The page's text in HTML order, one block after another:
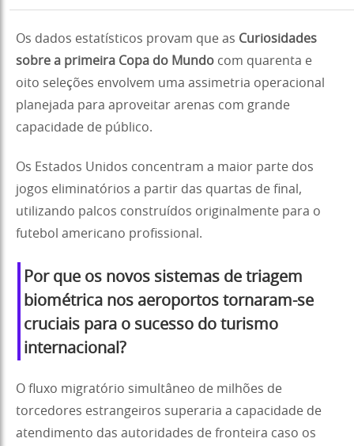
Os dados estatísticos provam que as Curiosidades
sobre a primeira Copa do Mundo com quarenta e
oito seleções envolvem uma assimetria operacional
planejada para aproveitar arenas com grande
capacidade de público.
Os Estados Unidos concentram a maior parte dos
jogos eliminatórios a partir das quartas de final,
utilizando palcos construídos originalmente para o
futebol americano profissional.
Por que os novos sistemas de triagem
biométrica nos aeroportos tornaram-se
cruciais para o sucesso do turismo
internacional?
O fluxo migratório simultâneo de milhões de
torcedores estrangeiros superaria a capacidade de
atendimento das autoridades de fronteira caso os